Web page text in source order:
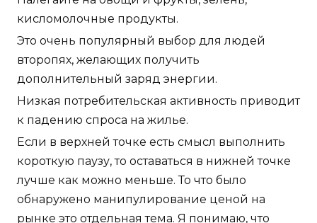
кисломолочные продукты.
Это очень популярный выбор для людей
второпях, желающих получить
дополнительный заряд энергии.
Низкая потребительская активность приводит
к падению спроса на жилье.
Если в верхней точке есть смысл выполнить
короткую паузу, то оставаться в нижней точке
лучше как можно меньше. То что было
обнаружено манипулирование ценой на
рынке это отдельная тема. Я понимаю, что